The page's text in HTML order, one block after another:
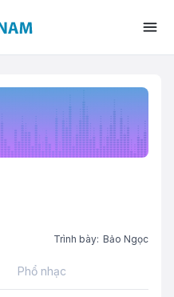
Trình bày: Bảo Ngọc
Phổ nhạc